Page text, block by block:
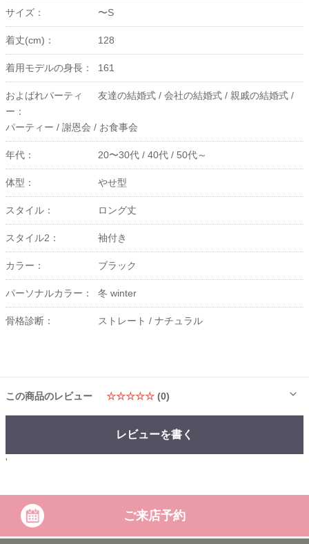
サイズ： 〜S
着丈(cm)： 128
着用モデルの身長： 161
およばれパーティ
ー：
友達の結婚式 / 会社の結婚式 / 親戚の結婚式 /
パーティー / 謝恩会 / お食事会
年代： 20〜30代 / 40代 / 50代～
体型： やせ型
スタイル： ロング丈
スタイル2： 袖付き
カラー： ブラック
パーソナルカラー： 冬 winter
骨格診断： ストレート / ナチュラル
この商品のレビュー ☆☆☆☆☆ (0)
レビューを書く
'
ご来店予約